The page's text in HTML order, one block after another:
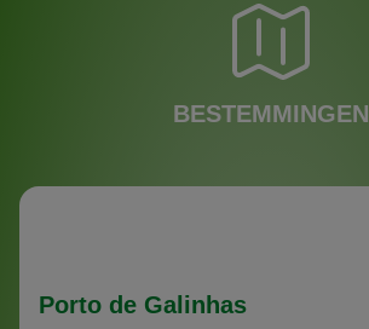
BESTEMMINGEN
Porto de Galinhas